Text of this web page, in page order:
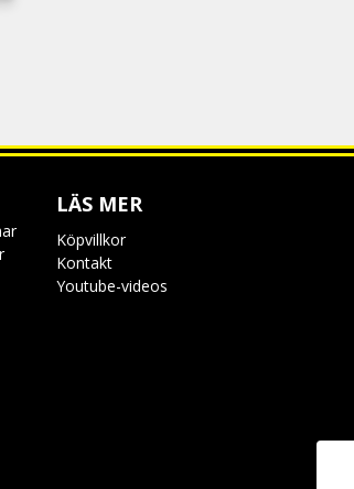
LÄS MER
Köpvillkor
Kontakt
Youtube-videos